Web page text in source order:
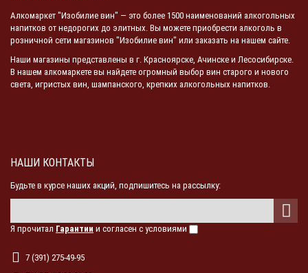
Алкомаркет "Изобилие вин" — это более 1500 наименований алкогольных
напитков от недорогих до элитных. Вы можете приобрести алкоголь в
розничной сети магазинов "Изобилие вин" или заказать на нашем сайте.
Наши магазины представлены в г. Красноярске, Ачинске и Лесосибирске.
В нашем алкомаркете вы найдете огромный выбор вин старого и нового
света, игристых вин, шампанского, крепких алкогольных напитков.
НАШИ КОНТАКТЫ
Будьте в курсе наших акций, подпишитесь на рассылку:
Я прочитал Гарантии и согласен с условиями
7 (391) 275-49-95